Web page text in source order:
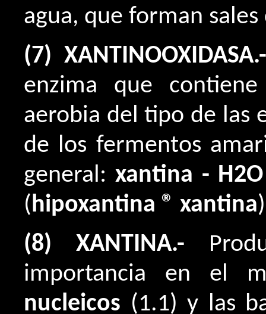
agua, que forman sales
(7)
enzima que
aerobia del tipo de las
de los fermentos
general: xantina -
(hipoxantina ® xantina
(8) XANTINA.-
importancia en el
nucleicos (1.1) y las